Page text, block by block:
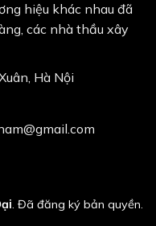
hiệu khác nhau đã
các nhà thầu xây
Hà Nội
. Đã đăng ký bản quyền.